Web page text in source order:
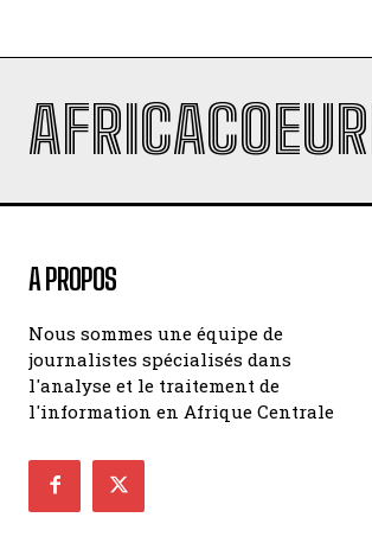
A PROPOS
Nous sommes une équipe de
journalistes spécialisés dans
l'analyse et le traitement de
l'information en Afrique Centrale